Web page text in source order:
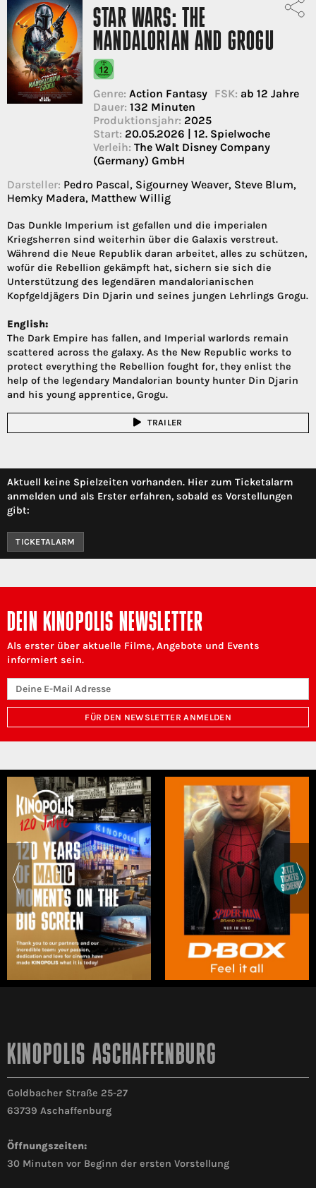
STAR WARS: THE
MANDALORIAN AND GROGU
Genre: Action Fantasy FSK: ab 12 Jahre
Dauer: 132 Minuten
Produktionsjahr: 2025
Start: 20.05.2026 | 12. Spielwoche
Verleih: The Walt Disney Company
(Germany) GmbH
Darsteller: Pedro Pascal, Sigourney Weaver, Steve Blum,
Hemky Madera, Matthew Willig
Das Dunkle Imperium ist gefallen und die imperialen
Kriegsherren sind weiterhin über die Galaxis verstreut.
Während die Neue Republik daran arbeitet, alles zu schützen,
wofür die Rebellion gekämpft hat, sichern sie sich die
Unterstützung des legendären mandalorianischen
Kopfgeldjägers Din Djarin und seines jungen Lehrlings Grogu.
English:
The Dark Empire has fallen, and Imperial warlords remain
scattered across the galaxy. As the New Republic works to
protect everything the Rebellion fought for, they enlist the
help of the legendary Mandalorian bounty hunter Din Djarin
and his young apprentice, Grogu.
TRAILER
Aktuell keine Spielzeiten vorhanden. Hier zum Ticketalarm
anmelden und als Erster erfahren, sobald es Vorstellungen
gibt:
TICKETALARM
DEIN KINOPOLIS NEWSLETTER
Als erster über aktuelle Filme, Angebote und Events
informiert sein.
FÜR DEN NEWSLETTER ANMELDEN
KINOPOLIS ASCHAFFENBURG
Goldbacher Straße 25-27
63739 Aschaffenburg
Öffnungszeiten:
30 Minuten vor Beginn der ersten Vorstellung